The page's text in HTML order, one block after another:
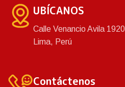
UBÍCANOS
Calle Venancio Avila
Lima, Perú
Contáctenos